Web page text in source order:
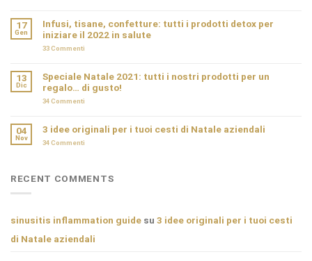
17
Gen
Infusi, tisane, confetture: tutti i prodotti detox per
iniziare il 2022 in salute
33Commenti
13
Dic
Speciale Natale 2021: tutti i nostri prodotti per un
regalo… di gusto!
34Commenti
04
Nov
3 idee originali per i tuoi cesti di Natale aziendali
34Commenti
RECENT COMMENTS
sinusitis inflammation guide su 3 idee originali per i tuoi cesti
di Natale aziendali